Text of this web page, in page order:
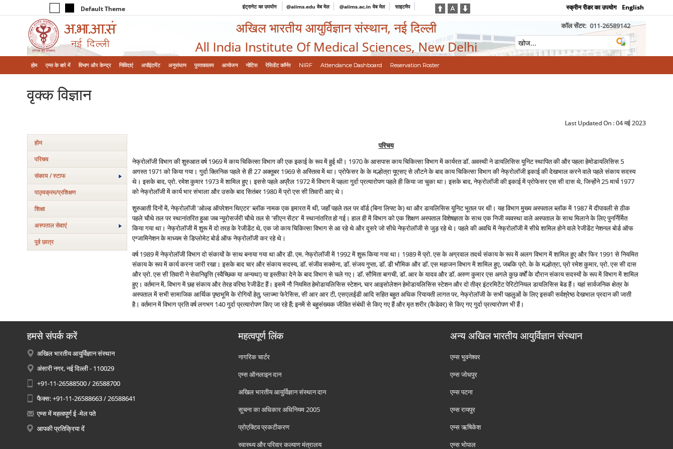
Default Theme इंट्रानेट का उपयोग @aiims.edu वेब मेल @aiims.ac.in वेब मेल साइटमैप स्क्रीन रीडर का उपयोग English
अखिल भारतीय आयुर्विज्ञान संस्थान, नई दिल्ली
All India Institute Of Medical Sciences, New Delhi
कॉल सेंटर: 011-26589142
होम एम्‍स के बारे में विभाग और केन्‍द्र निविदाएं अपॉइंटमेंट अनुसंधान पुस्तकालय आयोजन नोटिस रेसिडेंट कॉर्नर NIRF Attendance Dashboard Reservation Roster
वृक्‍क विज्ञान
Last Updated On :04 मई 2023
होम
परिचय
संकाय / स्टाफ
पाठ्यक्रम/प्रशिक्षण
शिक्षा
अस्‍पताल सेवाएं
पूर्व छात्र
परिचय
नेफ्रोलॉजी विभाग की शुरुआत वर्ष 1969 में काय चिकित्सा विभाग की एक इकाई के रूप में हुई थी। 1970 के आसपास काय चिकित्सा विभाग में कार्यरत डॉ. अवस्थी ने डायलिसिस यूनिट स्थापित की और पहला हेमोडायलिसिस 5
अगस्त 1971 को किया गया। गुर्दा क्लिनिक पहले से ही 27 अक्‍तूबर 1969 से अस्तित्व में था। प्रोफेसर के के मल्होत्रा यूएसए से लौटने के बाद काय चिकित्सा विभाग की नेफ्रोलॉजी इकाई की देखभाल करने वाले पहले संकाय सदस्‍य
थे। इसके बाद, प्रो. रमेश कुमार 1973 में शामिल हुए। इससे पहले अप्रैल 1972 में विभाग में पहला गुर्दा प्रत्‍यारोपण पहले ही किया जा चुका था। इसके बाद, नेफ्रोलॉजी की इकाई में प्रोफेसर एस सी दास थे, जिन्‍होंने 25 मार्च 1977
को नेफ्रोलॉजी में कार्य भार संभाला और उसके बाद सितंबर 1980 में प्रो एस सी तिवारी आए थे।
शुरुआती दिनों में, नेफ्रोलॉजी 'ओल्ड ऑपरेशन थिएटर' ब्लॉक नामक एक इमारत में थी, जहाँ पहले तल पर वॉर्ड (बिना लिफ्ट के) था और डायलिसिस यूनिट भूतल पर थी। यह विभाग मुख्य अस्पताल ब्लॉक में 1987 में दीपावली से ठीक
पहले चौथे तल पर स्थानांतरित हुआ जब न्यूरोसर्जरी चौथे तल से 'सीएन सेंटर' में स्थानांतरित हो गई। हाल ही में विभाग को एक शिक्षण अस्पताल विशेषज्ञता के साथ एक निजी व्‍यवस्‍था वाले अस्पताल के साथ मिलाने के लिए पुनर्निर्मित
किया गया था। नेफ्रोलॉजी में शुरू में दो तरह के रेजीडेंट थे, एक जो काय चिकित्‍सा विभाग से आ रहे थे और दूसरे जो सीधे नेफ्रोलॉजी से जुड़ रहे थे। पहले की अवधि में नेफ्रोलॉजी में सीधे शामिल होने वाले रेजीडेंट नेशनल बोर्ड ऑफ
एग्जामिनेशन के माध्यम से डिप्लोमेट बोर्ड ऑफ नेफ्रोलॉजी कर रहे थे।
वर्ष 1989 में नेफ्रोलॉजी विभाग दो संकायों के साथ बनाया गया था और डी. एम. नेफ्रोलॉजी में 1992 में शुरू किया गया था। 1989 में प्रो. एस के अग्रवाल तदर्थ संकाय के रूप में अलग विभाग में शामिल हुए और फिर 1991 से नियमित
संकाय के रूप में कार्य करना जारी रखा। इसके बाद चार और संकाय सदस्य, डॉ. संजीव सक्सेना, डॉ. संजय गुप्ता, डॉ. डी भौमिक और डॉ. एस महाजन विभाग में शामिल हुए, जबकि प्रो. के के मल्होत्रा, प्रो रमेश कुमार, प्रो. एस सी दास
और प्रो. एस सी तिवारी ने सेवानिवृत्ति (स्वैच्छिक या अन्यथा) या इस्तीफा देने के बाद विभाग से चले गए। डॉ. सौमिता बागची, डॉ. आर के यादव और डॉ. अरुण कुमार एस अगले कुछ वर्षों के दौरान संकाय सदस्यों के रूप में विभाग में शामिल
हुए। वर्तमान में, विभाग में छह संकाय और तेरह वरिष्ठ रेजीडेंट हैं। इसमें नौ नियमित हेमोडायलिसिस स्टेशन, चार आइसोलेशन हेमोडायलिसिस स्टेशन और दो तीव्र इंटरमिटेंट पेरिटोनियल डायलिसिस बेड हैं। यहां सार्वजनिक क्षेत्र के
अस्पताल में सभी सामाजिक आर्थिक पृष्ठभूमि के रोगियों हेतु, प्लाज्‍मा फेरेसिस, सी आर आर टी, एसएलईडी आदि सहित बहुत अधिक रियायती लागत पर, नेफ्रोलॉजी के सभी पहलुओं के लिए इसकी सर्वश्रेष्ठ देखभाल प्रदान की जाती
है। वर्तमान में विभाग प्रति वर्ष लगभग 140 गुर्दा प्रत्‍यारोपण किए जा रहे हैं; इनमें से बहुसंख्यक जीवित संबंधी से किए गए हैं और मृत शरीर (कैडेवर) से किए गए गुर्दा प्रत्‍यारोपण भी हैं।
हमसे संपर्क करें
अखिल भारतीय आयुर्विज्ञान संस्थान
अंसारी नगर, नई दिल्ली - 110029
+91-11-26588500 / 26588700
फैक्स: +91-11-26588663 / 26588641
एम्स में महत्वपूर्ण ई -मेल पते
आपकी प्रतिक्रिया दें
महत्वपूर्ण लिंक
नागरिक चार्टर
एम्स ऑनलाइन दान
अखिल भारतीय आयुर्विज्ञान संस्थान दान
सूचना का अधिकार अधिनियम 2005
प्रोएक्टिव प्रकटीकरण
स्वास्थ्य और परिवार कल्याण मंत्रालय
अन्य अखिल भारतीय आयुर्विज्ञान संस्थान
एम्‍स भुवनेश्वर
एम्‍स जोधपुर
एम्‍स पटना
एम्‍स रायपुर
एम्‍स ऋषिकेश
एम्‍स भोपाल